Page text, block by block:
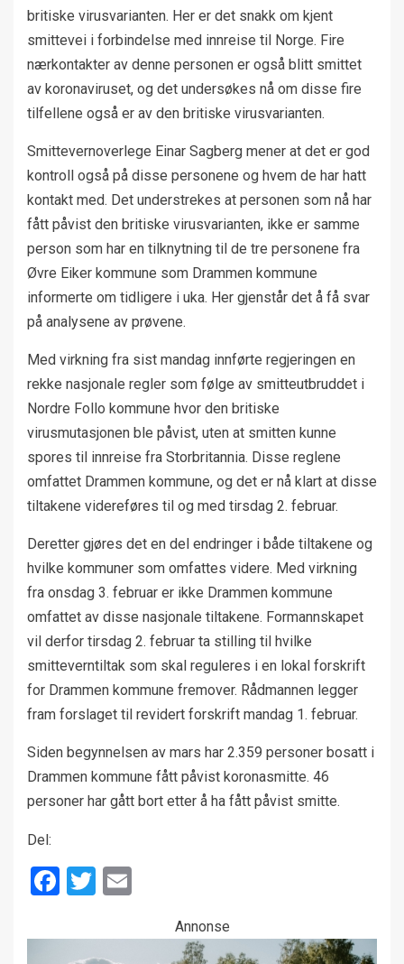
britiske virusvarianten. Her er det snakk om kjent
smittevei i forbindelse med innreise til Norge. Fire
nærkontakter av denne personen er også blitt smittet
av koronaviruset, og det undersøkes nå om disse fire
tilfellene også er av den britiske virusvarianten.
Smittevernoverlege Einar Sagberg mener at det er god
kontroll også på disse personene og hvem de har hatt
kontakt med. Det understrekes at personen som nå har
fått påvist den britiske virusvarianten, ikke er samme
person som har en tilknytning til de tre personene fra
Øvre Eiker kommune som Drammen kommune
informerte om tidligere i uka. Her gjenstår det å få svar
på analysene av prøvene.
Med virkning fra sist mandag innførte regjeringen en
rekke nasjonale regler som følge av smitteutbruddet i
Nordre Follo kommune hvor den britiske
virusmutasjonen ble påvist, uten at smitten kunne
spores til innreise fra Storbritannia. Disse reglene
omfattet Drammen kommune, og det er nå klart at disse
tiltakene videreføres til og med tirsdag 2. februar.
Deretter gjøres det en del endringer i både tiltakene og
hvilke kommuner som omfattes videre. Med virkning
fra onsdag 3. februar er ikke Drammen kommune
omfattet av disse nasjonale tiltakene. Formannskapet
vil derfor tirsdag 2. februar ta stilling til hvilke
smitteverntiltak som skal reguleres i en lokal forskrift
for Drammen kommune fremover. Rådmannen legger
fram forslaget til revidert forskrift mandag 1. februar.
Siden begynnelsen av mars har 2.359 personer bosatt i
Drammen kommune fått påvist koronasmitte. 46
personer har gått bort etter å ha fått påvist smitte.
Del:
Facebook
Twitter
Annonse